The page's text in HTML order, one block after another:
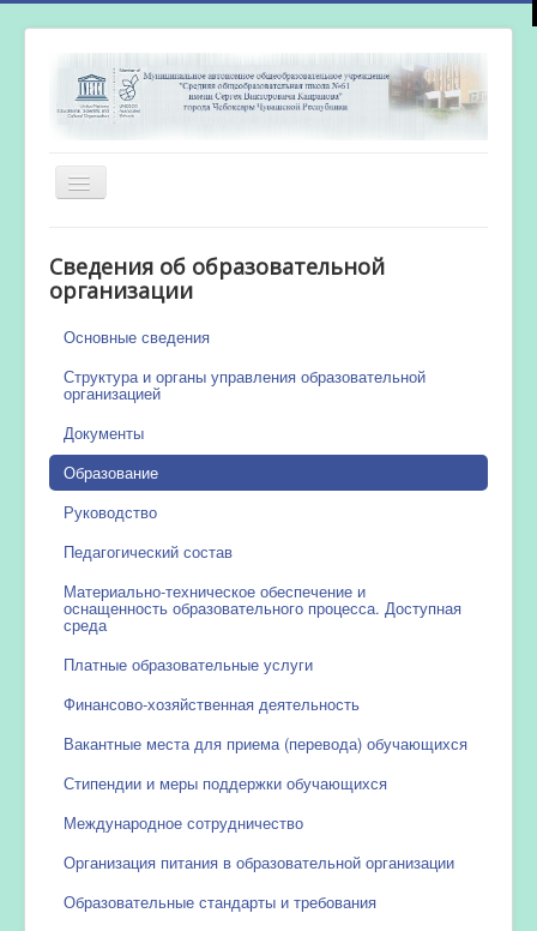
Включить/
выключить
Новости
Сведения об образовательной
организации
Основные сведения
Структура и органы управления образовательной
организацией
Документы
Образование
Руководство
Педагогический состав
Материально-техническое обеспечение и
оснащенность образовательного процесса. Доступная
среда
Платные образовательные услуги
Финансово-хозяйственная деятельность
Вакантные места для приема (перевода) обучающихся
Стипендии и меры поддержки обучающихся
Международное сотрудничество
Организация питания в образовательной организации
Образовательные стандарты и требования